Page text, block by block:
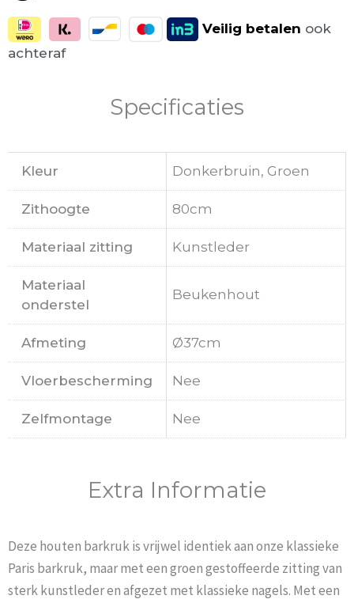
Veilig betalen ook
achteraf
Specificaties
Kleur Donkerbruin, Groen
Zithoogte 80cm
Materiaal zitting Kunstleder
Materiaal
onderstel
Beukenhout
Afmeting Ø37cm
Vloerbescherming Nee
Zelfmontage Nee
Extra Informatie
Deze houten barkruk is vrijwel identiek aan onze klassieke
Paris barkruk, maar met een groen gestoffeerde zitting van
sterk kunstleder en afgezet met klassieke nagels. Met een